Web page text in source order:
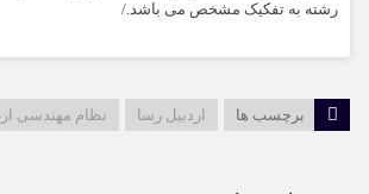
رشته به تفکیک مشخص می باشد./
برچسب ها اردبیل رسا نظام مهندسی